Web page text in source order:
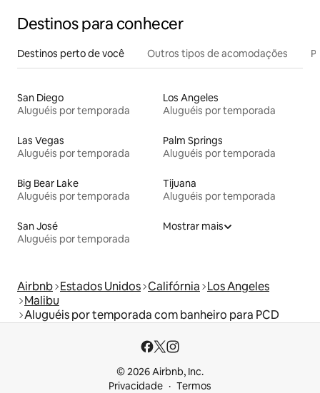
Destinos para conhecer
Destinos perto de você Outros tipos de acomodações
San Diego
Aluguéis por temporada
Los Angeles
Aluguéis por temporada
Las Vegas
Aluguéis por temporada
Palm Springs
Aluguéis por temporada
Big Bear Lake
Aluguéis por temporada
Tijuana
Aluguéis por temporada
San José
Aluguéis por temporada
Mostrar mais
Airbnb Estados Unidos Califórnia Los Angeles
Malibu
Aluguéis por temporada com banheiro para PCD
© 2026 Airbnb, Inc.
Privacidade
Termos